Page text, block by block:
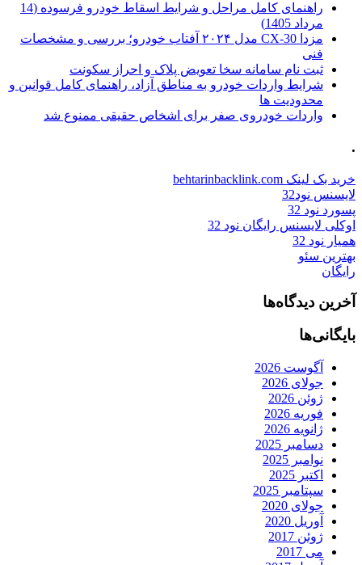
راهنمای کامل مراحل و شرایط اسقاط خودرو فرسوده (14
مرداد 1405)
مزدا CX-30 مدل ۲۰۲۴ آفتاب خودرو؛ بررسی و مشخصات
فنی
ثبت نام سامانه سخا تعویض پلاک و احراز سکونت
شرایط واردات خودرو به مناطق آزاد، راهنمای کامل قوانین و
محدودیت ها
واردات خودروی صفر برای اشخاص حقیقی ممنوع شد
.
خرید بک لینک behtarinbacklink.com
لایسنس نود32
پسورد نود 32
اوکلی لایسنس رایگان نود 32
همیار نود 32
بهترین سئو
رایگان
آخرین دیدگاه‌ها
بایگانی‌ها
آگوست 2026
جولای 2026
ژوئن 2026
فوریه 2026
ژانویه 2026
دسامبر 2025
نوامبر 2025
اکتبر 2025
سپتامبر 2025
جولای 2020
آوریل 2020
ژوئن 2017
می 2017